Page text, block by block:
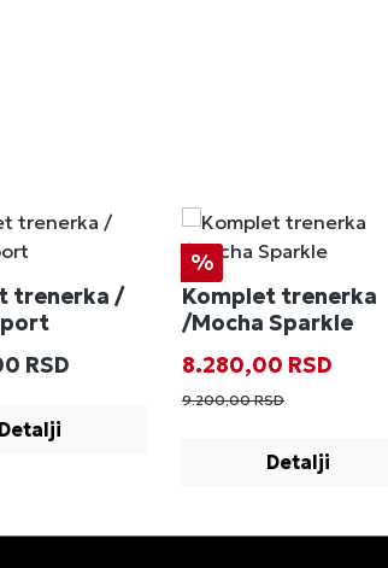
trenerka /
cena:
RSD
Detalji
Popust
%
Komplet trenerka
/Mocha Sparkle
Prodajna cena:
8.280,00 RSD
9.200,00 RSD
Detalji